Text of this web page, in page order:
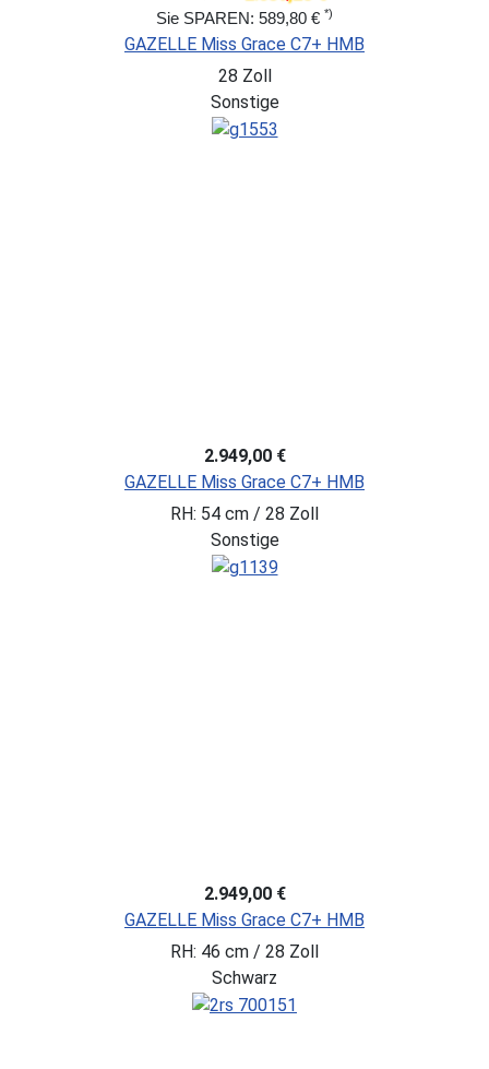
Sie SPAREN: 589,80 € *)
GAZELLE Miss Grace C7+ HMB
28 Zoll
Sonstige
2.949,00 €
GAZELLE Miss Grace C7+ HMB
RH: 54 cm / 28 Zoll
Sonstige
2.949,00 €
GAZELLE Miss Grace C7+ HMB
RH: 46 cm / 28 Zoll
Schwarz